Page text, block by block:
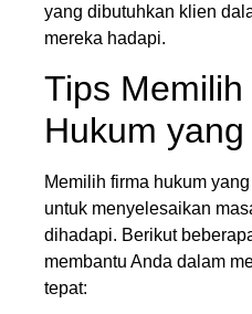
yang dibutuhkan klien
mereka hadapi.
Tips
Hukum yang
Memilih firma hukum
untuk menyelesaikan
dihadapi. Berikut
membantu Anda dalam
tepat: